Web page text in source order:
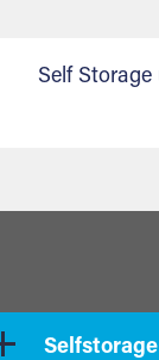
Self
Selfstorage